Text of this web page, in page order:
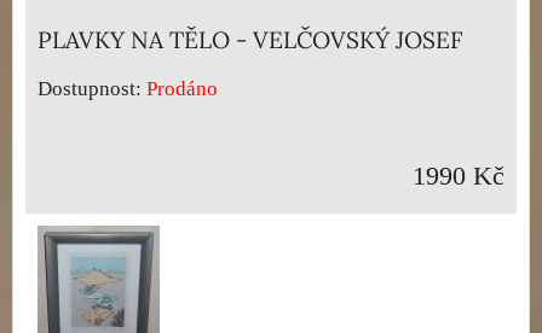
PLAVKY NA TĚLO - VELČOVSKÝ JOSEF
Dostupnost: Prodáno
1990 Kč